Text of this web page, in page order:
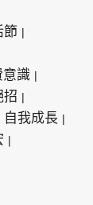
節
意識
招
自我成長